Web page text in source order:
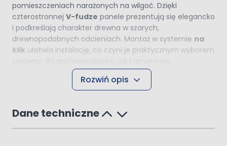
pomieszczeniach narażonych na wilgoć. Dzięki
czterostronnej V-fudze panele prezentują się elegancko
i podkreślają charakter drewna w szarych,
drewnopodobnych odcieniach. Montaż w systemie na
klik ułatwia instalację, co czyni je praktycznym wyborem
Panele te są kompatybilne zogrzewaniem
, co dodatkowo zwiększa komfort
biuro, pokój dziecięcy czy kuchnia. Wzór w stylu deski i
jasna kolorystyka dodają wnętrzom przytulności i
Rozwiń opis
Dane techniczne